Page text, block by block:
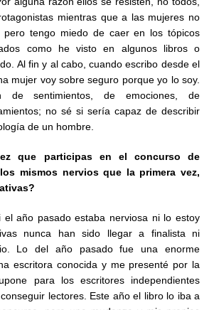
mientras que a las mujeres no
pero tengo miedo de caer en los tópicos
como he visto en algunos libros o
Al fin y al cabo, cuando escribo desde el
mujer voy sobre seguro porque yo lo soy.
de sentimientos, de emociones, de
no sé si sería capaz de describir
de un hombre.
que participas en el concurso de
mismos nervios que la primera vez,
el año pasado estaba nerviosa ni lo estoy
nunca han sido llegar a finalista ni
Lo del año pasado fue una enorme
escritora conocida y me presenté por la
para los escritores independientes
lectores. Este año el libro lo iba a